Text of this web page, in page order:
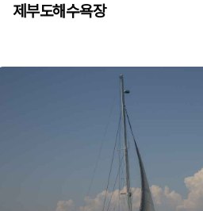
제부도해수욕장